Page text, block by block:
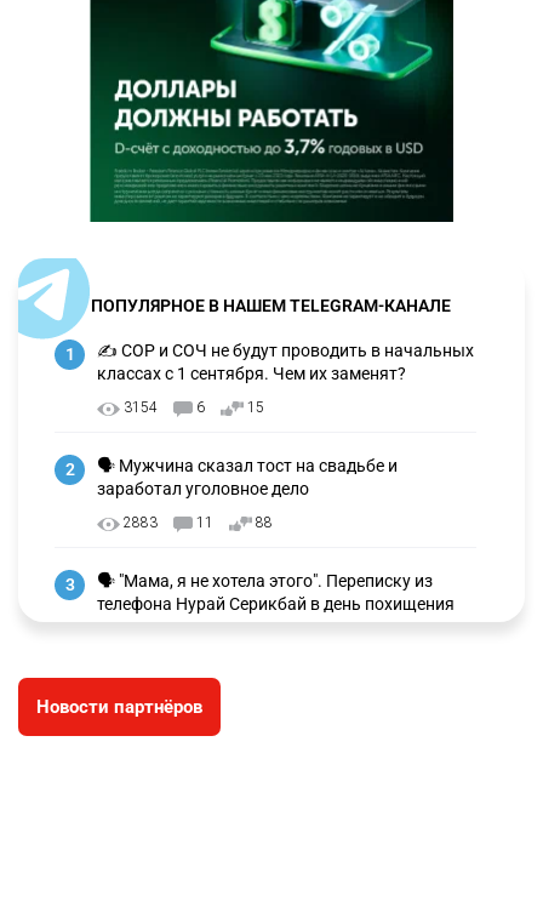
ПОПУЛЯРНОЕ В НАШЕМ TELEGRAM-КАНАЛЕ
1
✍️ СОР и СОЧ не будут проводить в начальных
классах с 1 сентября. Чем их заменят?
3154 6 15
2
🗣 Мужчина сказал тост на свадьбе и
заработал уголовное дело
2883 11 88
3
🗣 "Мама, я не хотела этого". Переписку из
телефона Нурай Серикбай в день похищения
зачитали в суде
⚠️ Доброе утро, друзья! Предлагаем обзор
главных новостей за 4 августа
Новости партнёров